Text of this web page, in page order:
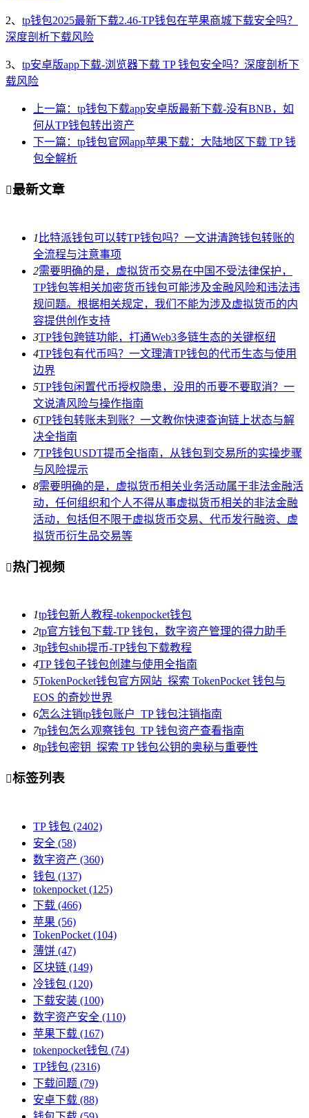
2、 tp钱包2025最新下载2.46-TP钱包在苹果商城下载安全吗？
深度剖析下载风险
3、 tp安卓版app下载-浏览器下载 TP 钱包安全吗？深度剖析下
载风险
上一篇：tp钱包下载app安卓版最新下载-没有BNB，如
何从TP钱包转出资产
下一篇：tp钱包官网app苹果下载：大陆地区下载 TP 钱
包全解析
最新文章
1 比特派钱包可以转TP钱包吗？一文讲清跨钱包转账的
全流程与注意事项
2需要明确的是，虚拟货币交易在中国不受法律保护，
TP钱包等相关加密货币钱包可能涉及金融风险和违法违
规问题。根据相关规定，我们不能为涉及虚拟货币的内
容提供创作支持
3TP钱包跨链功能，打通Web3多链生态的关键枢纽
4TP钱包有代币吗？一文理清TP钱包的代币生态与使用
边界
5TP钱包闲置代币授权隐患，没用的币要不要取消？一
文说清风险与操作指南
6TP钱包转账未到账？一文教你快速查询链上状态与解
决全指南
7TP钱包USDT提币全指南，从钱包到交易所的实操步骤
与风险提示
8需要明确的是，虚拟货币相关业务活动属于非法金融活
动，任何组织和个人不得从事虚拟货币相关的非法金融
活动，包括但不限于虚拟货币交易、代币发行融资、虚
拟货币衍生品交易等
热门视频
1tp钱包新人教程-tokenpocket钱包
2tp官方钱包下载-TP 钱包，数字资产管理的得力助手
3tp钱包shib提币-TP钱包下载教程
4TP 钱包子钱包创建与使用全指南
5TokenPocket钱包官方网站_探索 TokenPocket 钱包与
EOS 的奇妙世界
6怎么注销tp钱包账户_TP 钱包注销指南
7tp钱包怎么观察钱包_TP 钱包资产查看指南
8tp钱包密钥_探索 TP 钱包公钥的奥秘与重要性
标签列表
TP 钱包 (2402)
安全 (58)
数字资产 (360)
钱包 (137)
tokenpocket (125)
下载 (466)
苹果 (56)
TokenPocket (104)
薄饼 (47)
区块链 (149)
冷钱包 (120)
下载安装 (100)
数字资产安全 (110)
苹果下载 (167)
tokenpocket钱包 (74)
TP钱包 (2316)
下载问题 (79)
安卓下载 (88)